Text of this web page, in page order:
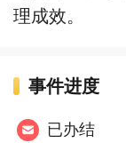
理成效。
事件进度
已办结